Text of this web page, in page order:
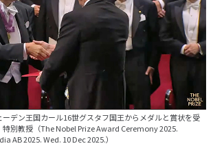
デン王国カール16世グスタフ国王からメダルと賞状を受
別教授（The Nobel Prize Award Ceremony 2025.
AB 2025. Wed. 10 Dec 2025.）